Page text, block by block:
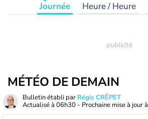
Journée Heure / Heure
MÉTÉO DE DEMAIN
Bulletin établi par Régis CRÊPET
Actualisé à 06h30 - Prochaine mise à jour à